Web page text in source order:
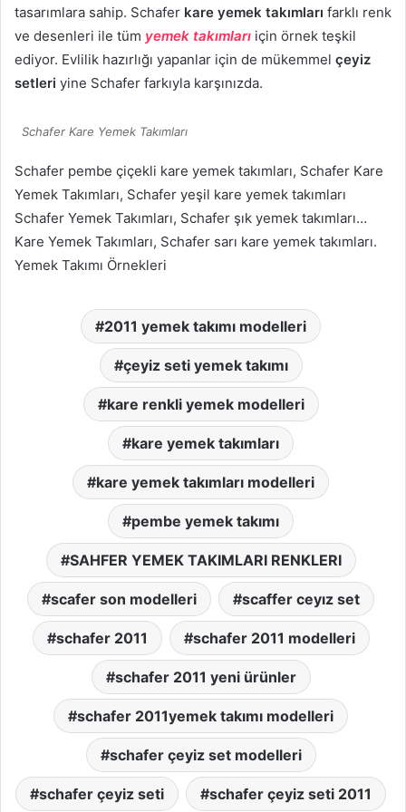
tasarımlara sahip. Schafer kare yemek takımları farklı renk
ve desenleri ile tüm yemek takımları için örnek teşkil
ediyor. Evlilik hazırlığı yapanlar için de mükemmel çeyiz
setleri yine Schafer farkıyla karşınızda.
Schafer Kare Yemek Takımları
Schafer pembe çiçekli kare yemek takımları, Schafer Kare
Yemek Takımları, Schafer yeşil kare yemek takımları
Schafer Yemek Takımları, Schafer şık yemek takımları…
Kare Yemek Takımları, Schafer sarı kare yemek takımları.
Yemek Takımı Örnekleri
2011 yemek takımı modelleri
çeyiz seti yemek takımı
kare renkli yemek modelleri
kare yemek takımları
kare yemek takımları modelleri
pembe yemek takımı
SAHFER YEMEK TAKIMLARI RENKLERI
scafer son modelleri scaffer ceyız set
schafer 2011 schafer 2011 modelleri
schafer 2011 yeni ürünler
schafer 2011yemek takımı modelleri
schafer çeyiz set modelleri
schafer çeyiz seti schafer çeyiz seti 2011